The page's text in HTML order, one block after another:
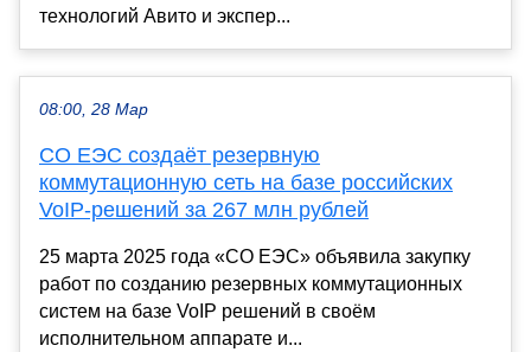
технологий Авито и экспер...
08:00, 28 Мар
СО ЕЭС создаёт резервную
коммутационную сеть на базе российских
VoIP-решений за 267 млн рублей
25 марта 2025 года «СО ЕЭС» объявила закупку
работ по созданию резервных коммутационных
систем на базе VoIP решений в своём
исполнительном аппарате и...